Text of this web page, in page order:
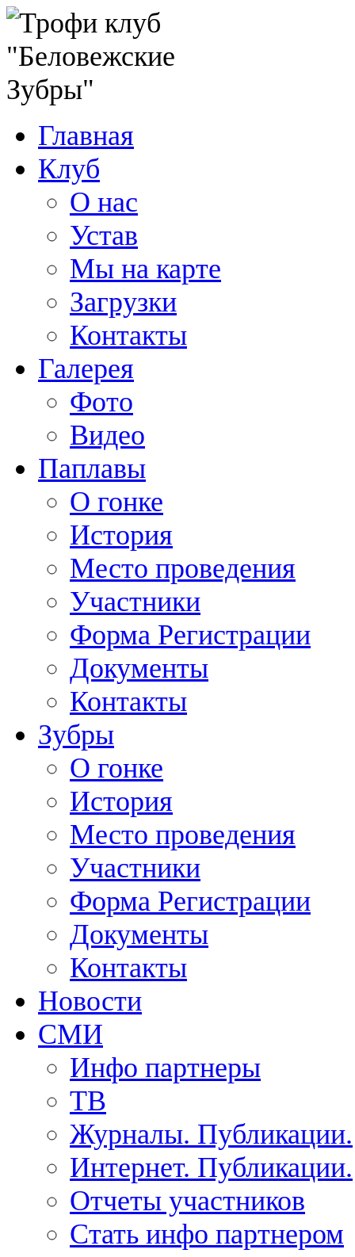
Главная
Клуб
О нас
Устав
Мы на карте
Загрузки
Контакты
Галерея
Фото
Видео
Паплавы
О гонке
История
Место проведения
Участники
Форма Регистрации
Документы
Контакты
Зубры
О гонке
История
Место проведения
Участники
Форма Регистрации
Документы
Контакты
Новости
СМИ
Инфо партнеры
ТВ
Журналы. Публикации.
Интернет. Публикации.
Отчеты участников
Стать инфо партнером